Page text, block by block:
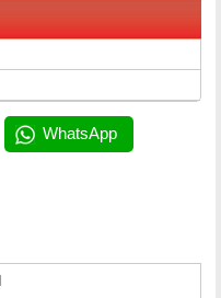
WhatsApp